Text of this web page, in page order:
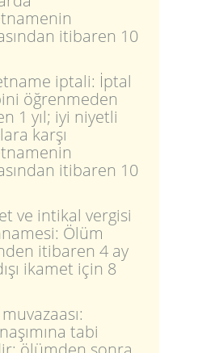
itibaren 10
iptali: İptal
öğrenmeden
1 yıl; iyi niyetli
karşı
itibaren 10
ve intikal vergisi
Ölüm
itibaren 4 ay
ikamet için 8
tabi